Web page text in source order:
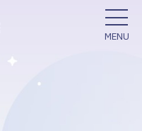
MENU
1177